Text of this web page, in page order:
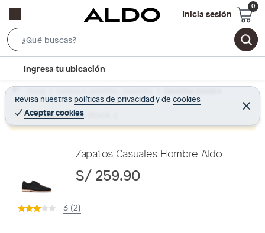
Inicia sesión
e
r
c
B
r
c
t
Ingresa tu ubicación
Revisa nuestras políticas de privacidadyde cookies
Aceptar cookies
C
e
r
Home Calzado y zapatillas - Zapatillas Zapatillas Hombre
Producto sin stock :(
Zapatos Casuales Hombre Aldo
S/ 259.90
3 (2)